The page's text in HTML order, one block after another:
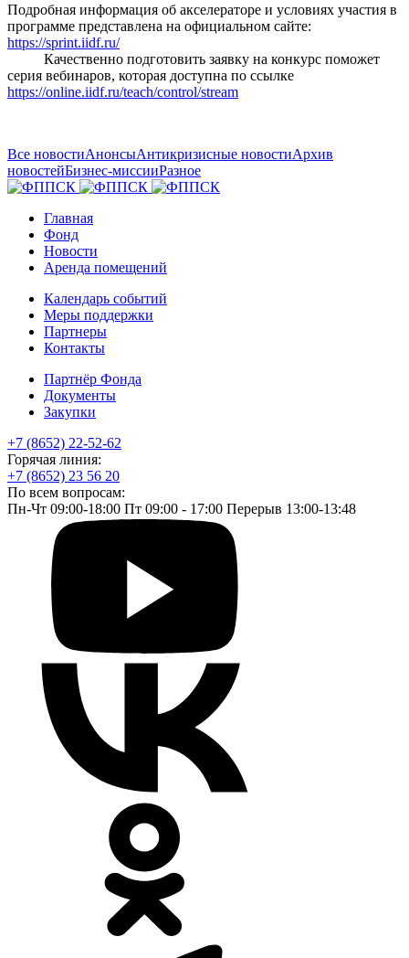
Подробная информация об акселераторе и условиях участия в
программе представлена на официальном сайте:
https://sprint.iidf.ru/
Качественно подготовить заявку на конкурс поможет
серия вебинаров, которая доступна по ссылке
https://online.iidf.ru/teach/control/stream
Все новостиАнонсыАнтикризисные новостиАрхив
новостейБизнес-миссииРазное
Главная
Фонд
Новости
Аренда помещений
Календарь событий
Меры поддержки
Партнеры
Контакты
Партнёр Фонда
Документы
Закупки
+7 (8652) 22-52-62
Горячая линия:
+7 (8652) 23 56 20
По всем вопросам:
Пн-Чт 09:00-18:00 Пт 09:00 - 17:00 Перерыв 13:00-13:48